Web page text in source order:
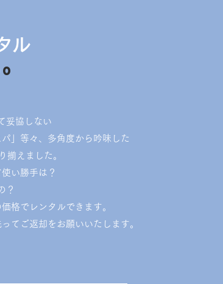
ル
妥協しない
」等々、多角度から吟味した
揃えました。
い勝手は？
？
価格でレンタルできます。
てご返却をお願いいたします。